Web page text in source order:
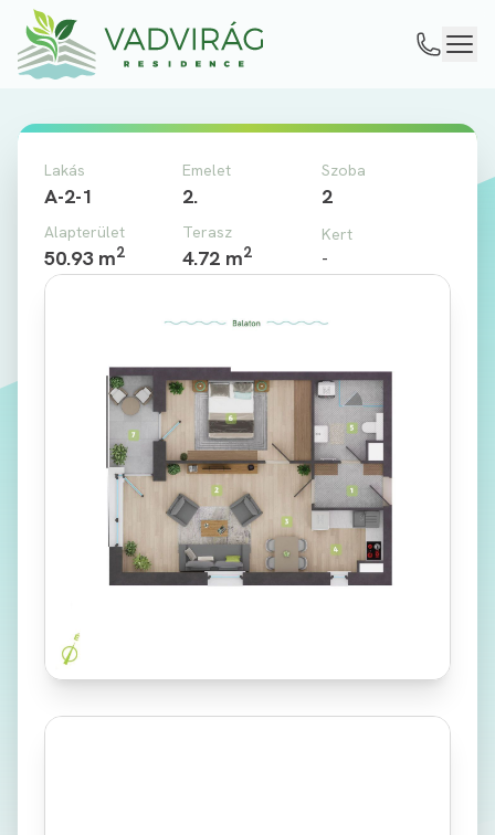
Lakás
A-2-1
Emelet
2.
Szoba
2
Alapterület
50.93 m2
Terasz
4.72 m2
Kert
-